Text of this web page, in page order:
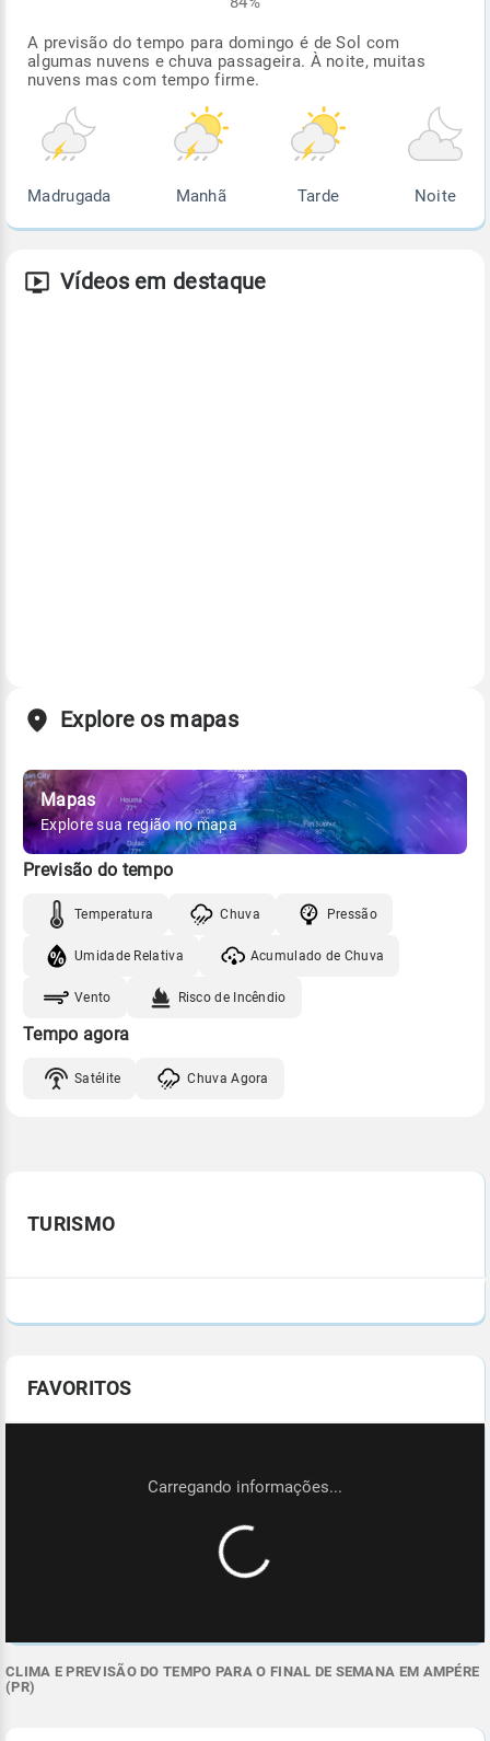
A previsão do tempo para domingo é de Sol com
algumas nuvens e chuva passageira. À noite, muitas
nuvens mas com tempo firme.
Madrugada Manhã Tarde Noite
Vídeos em destaque
Explore os mapas
Mapas
Explore sua região no mapa
Previsão do tempo
Temperatura Chuva Pressão
Umidade Relativa Acumulado de Chuva
Vento Risco de Incêndio
Tempo agora
Satélite Chuva Agora
TURISMO
FAVORITOS
CLIMA E PREVISÃO DO TEMPO PARA O FINAL DE SEMANA EM AMPÉRE
(PR)